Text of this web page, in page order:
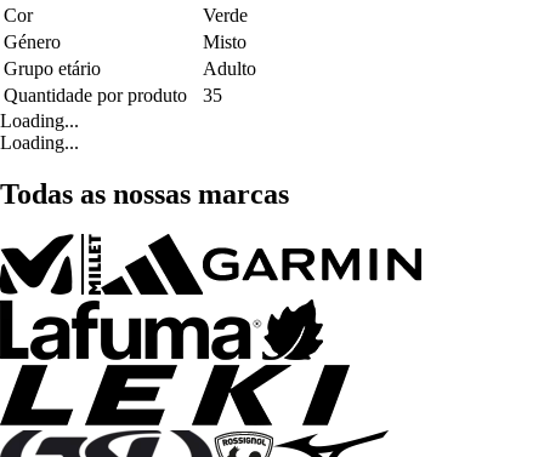
Cor
Verde
Género
Misto
Grupo etário
Adulto
Quantidade por produto
35
Loading...
Loading...
Todas as nossas marcas